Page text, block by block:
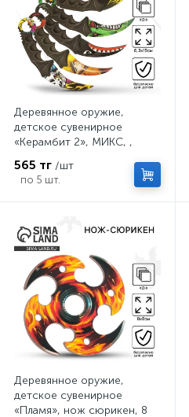
Деревянное оружие,
детское сувенирное
«Керамбит 2», МИКС, ,
565 тг /шт
по 5 шт.
Деревянное оружие,
детское сувенирное
«Пламя», нож сюрикен, 8